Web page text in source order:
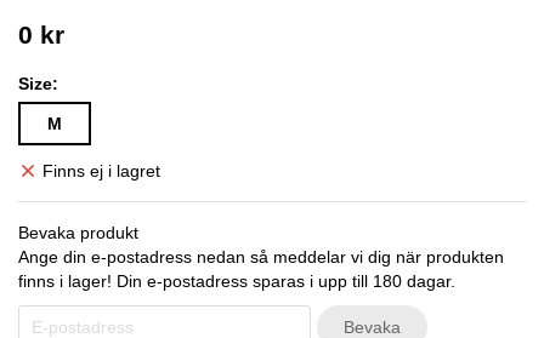
0 kr
Size:
M
Finns ej i lagret
Bevaka produkt
Ange din e-postadress nedan så meddelar vi dig när produkten
finns i lager! Din e-postadress sparas i upp till 180 dagar.
Bevaka